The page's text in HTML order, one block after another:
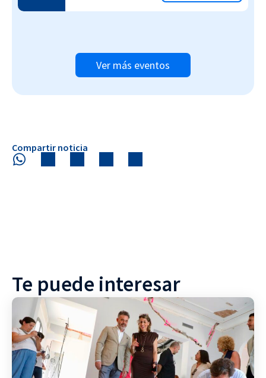
Ver más eventos
Compartir noticia
Te puede interesar